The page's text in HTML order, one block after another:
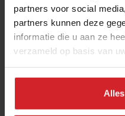
partners voor social
partners kunnen deze
informatie die u aan ze
verzameld op basis van
Restaurant B-EAT